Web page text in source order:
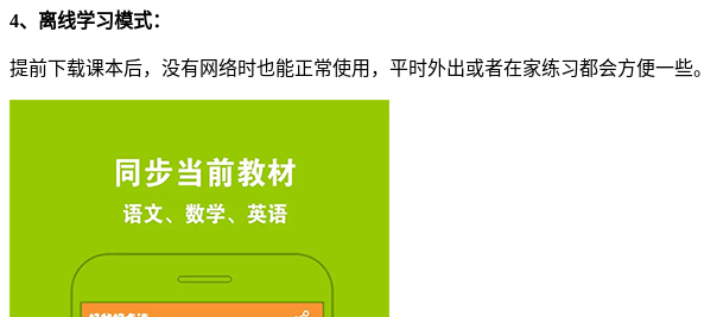
4、离线学习模式：
提前下载课本后，没有网络时也能正常使用，平时外出或者在家练习都会方便一些。